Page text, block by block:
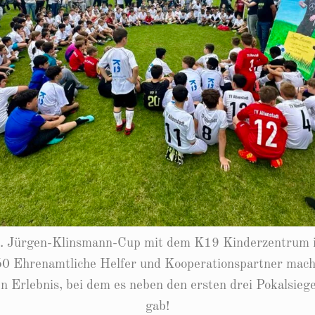
Jürgen-Klinsmann-Cup mit dem K19 Kinderzentrum
Ehrenamtliche Helfer und Kooperationspartner
Erlebnis, bei dem es neben den ersten drei
gab!